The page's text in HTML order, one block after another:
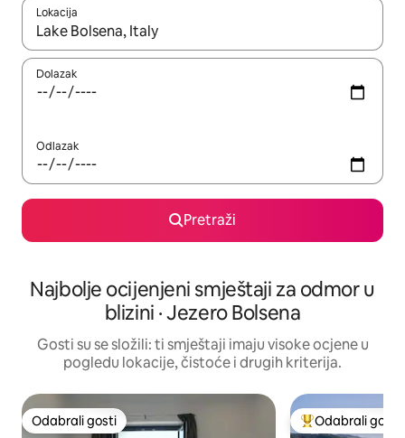
Lokacija
Kada budu dostupni rezultati, moći ćete ih pregledati
Dolazak
Odlazak
Pretraži
Najbolje ocijenjeni smještaji za odmor u
blizini · Jezero Bolsena
Gosti su se složili: ti smještaji imaju visoke ocjene u
pogledu lokacije, čistoće i drugih kriterija.
Odabrali gosti
Odabrali gosti Među najviše
Odabrali gosti